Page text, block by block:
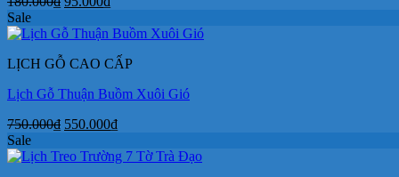
là:
tại
95.000₫.
Sale
LỊCH GỖ CAO CẤP
Lịch Gỗ Thuận Buồm Xuôi Gió
750.000₫ Giá
là:
550.000₫Giá
tại
Sale